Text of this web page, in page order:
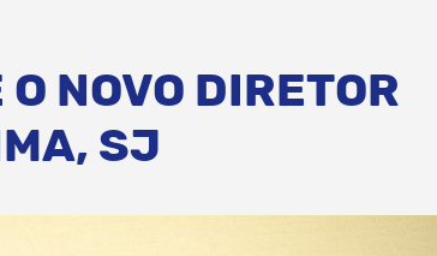
NOVO DIRETOR
SJ